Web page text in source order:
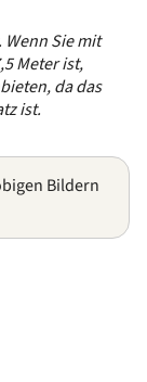
Sie mit
Meter ist,
da das
ist.
Bildern